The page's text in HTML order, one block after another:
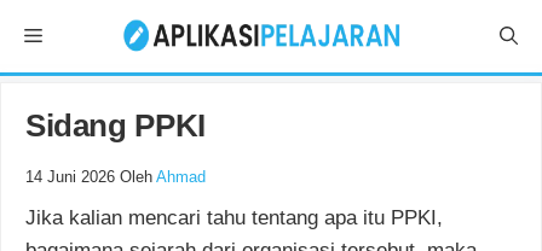
isi
Menu
Sidang PPKI
14 Juni 2026 Oleh Ahmad
Jika kalian mencari tahu tentang apa itu PPKI,